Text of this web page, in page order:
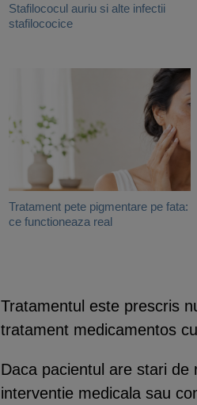
Stafilococul auriu si alte infectii
stafilococice
Tratament pete pigmentare pe fata:
ce functioneaza real
Tratamentul este prescris
tratament medicamentos
Daca pacientul are stari
interventie medicala sau